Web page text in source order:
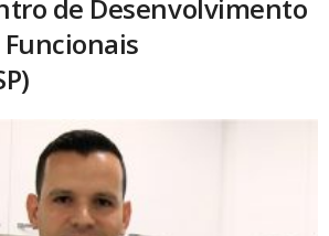
de Desenvolvimento